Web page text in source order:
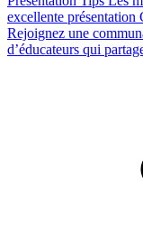
excellente présentation
Rejoignez une
d’éducateurs qui